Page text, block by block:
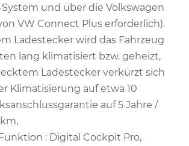
und über die Volkswagen
VW Connect Plus erforderlich).
Ladestecker wird das Fahrzeug
lang klimatisiert bzw. geheizt,
Ladestecker verkürzt sich
Klimatisierung auf etwa 10
auf 5 Jahre /
: Digital Cockpit Pro,